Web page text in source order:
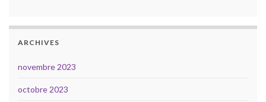
ARCHIVES
novembre 2023
octobre 2023